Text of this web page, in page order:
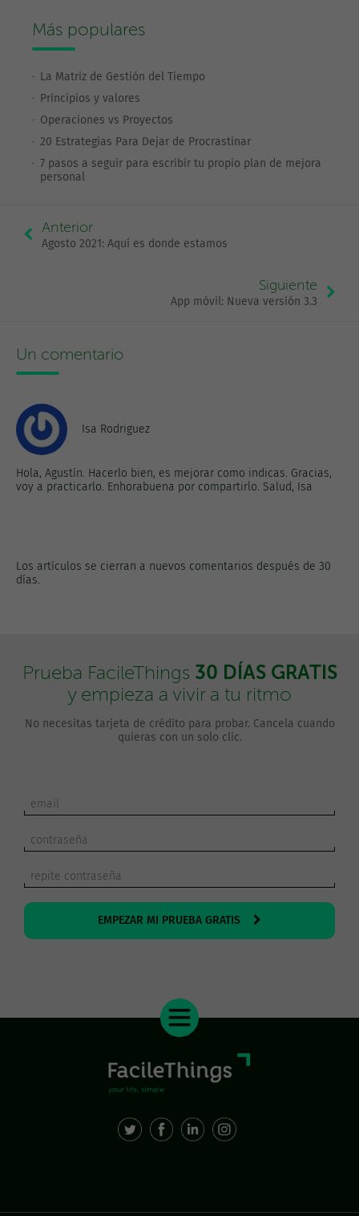
Más populares
La Matriz de Gestión del Tiempo
Principios y valores
Operaciones vs Proyectos
20 Estrategias Para Dejar de Procrastinar
7 pasos a seguir para escribir tu propio plan de mejora
personal
Anterior
Agosto 2021: Aquí es donde estamos
Siguiente
App móvil: Nueva versión 3.3
Un comentario
Isa Rodriguez
Hola, Agustín. Hacerlo bien, es mejorar como indicas. Gracias,
voy a practicarlo. Enhorabuena por compartirlo. Salud, Isa
Los artículos se cierran a nuevos comentarios después de 30
días.
Prueba FacileThings 30 DÍAS GRATIS
y empieza a vivir a tu ritmo
No necesitas tarjeta de crédito para probar. Cancela cuando
quieras con un solo clic.